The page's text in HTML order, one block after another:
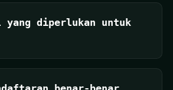
yang diperlukan untuk